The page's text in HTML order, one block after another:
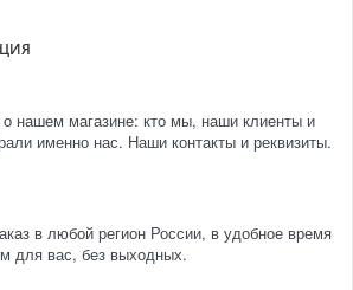
нашем магазине: кто мы, наши клиенты и
именно нас. Наши контакты и реквизиты.
в любой регион России, в удобное время
для вас, без выходных.